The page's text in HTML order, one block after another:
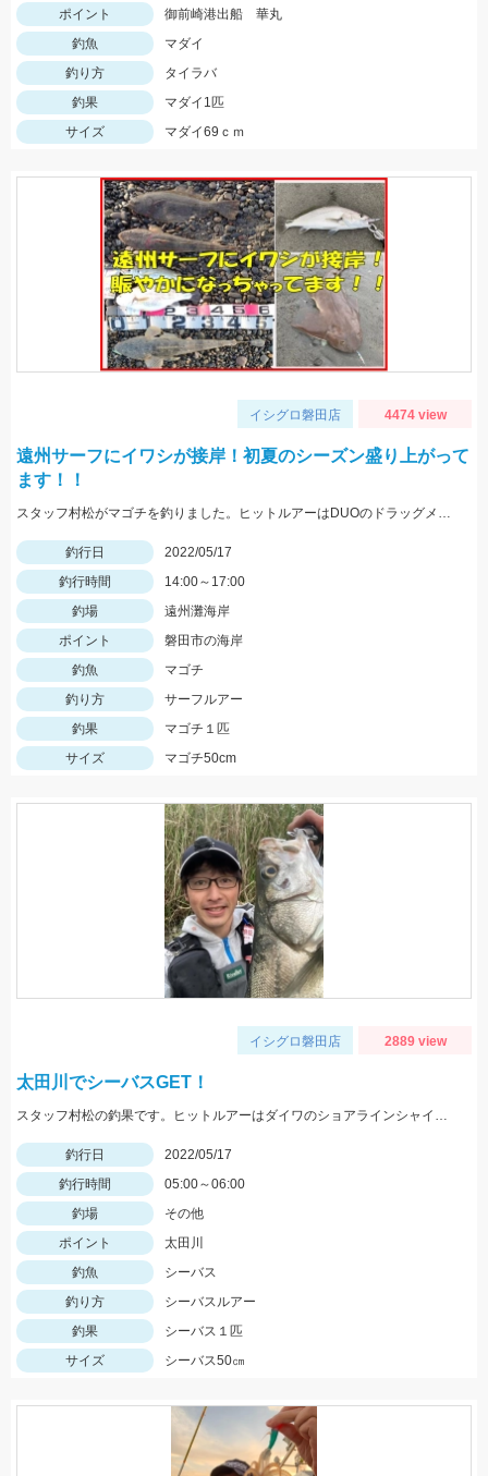
ポイント
御前崎港出船 華丸
釣魚
マダイ
釣り方
タイラバ
釣果
マダイ1匹
サイズ
マダイ69ｃｍ
イシグロ磐田店 4474 view
遠州サーフにイワシが接岸！初夏のシーズン盛り上がって
ます！！
スタッフ村松がマゴチを釣りました。ヒットルアーはDUOのドラッグメタルキャストショット30gのイワシカラー。
釣行日
2022/05/17
釣行時間
14:00～17:00
釣場
遠州灘海岸
ポイント
磐田市の海岸
釣魚
マゴチ
釣り方
サーフルアー
釣果
マゴチ１匹
サイズ
マゴチ50cm
イシグロ磐田店 2889 view
太田川でシーバスGET！
スタッフ村松の釣果です。ヒットルアーはダイワのショアラインシャイナーZバーティス80Sのゴールドカラー。
釣行日
2022/05/17
釣行時間
05:00～06:00
釣場
その他
ポイント
太田川
釣魚
シーバス
釣り方
シーバスルアー
釣果
シーバス１匹
サイズ
シーバス50㎝